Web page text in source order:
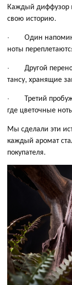
Каждый диффузор
свою историю.
· Один
ноты
· Другой
тансу, хранящие
· Третий
где цветочные
Мы сделали эти
каждый аромат
покупателя.